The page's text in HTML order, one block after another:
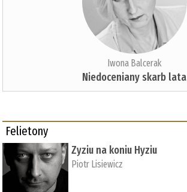
Iwona Balcerak
Niedoceniany skarb lata
Felietony
Zyziu na koniu Hyziu
Piotr Lisiewicz